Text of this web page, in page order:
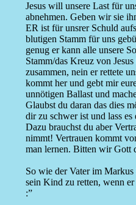
Jesus will unsere Last für
abnehmen. Geben wir sie
ER ist für unsrer Schuld
blutigen Stamm für uns
genug er kann alle unsere
Stamm/das Kreuz von
zusammen, nein er rettete
kommt her und gebt mir
unnötigen Ballast und
Glaubst du daran das dies
dir zu schwer ist und lass es
Dazu brauchst du aber
nimmt! Vertrauen kommt
man lernen. Bitten wir Gott
So wie der Vater im Markus
sein Kind zu retten, wenn
:”